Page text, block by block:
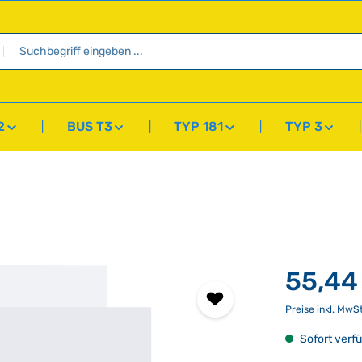
BUS T3 TYP 181 TYP 3
Preise inkl.
Sofort